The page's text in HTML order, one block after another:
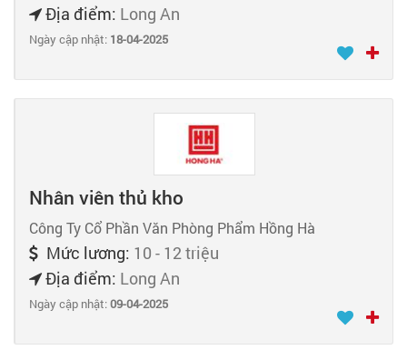
Địa điểm: Long An
Ngày cập nhật: 18-04-2025
Nhân viên thủ kho
Công Ty Cổ Phần Văn Phòng Phẩm Hồng Hà
Mức lương: 10 - 12 triệu
Địa điểm: Long An
Ngày cập nhật:09-04-2025